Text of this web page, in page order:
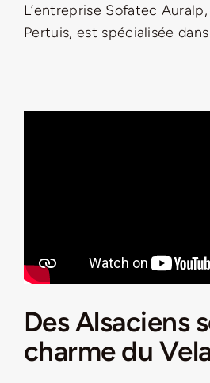
L’entreprise Sofatec
Pertuis, est spécialisée dans
Des Alsaciens
charme du